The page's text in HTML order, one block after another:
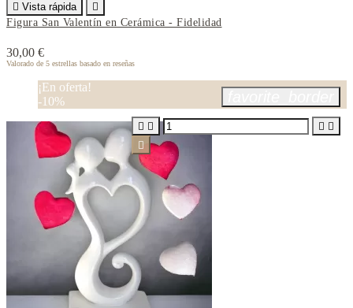
 Vista rápida

Figura San Valentín en Cerámica - Fidelidad
30,00 €
Valorado de 5 estrellas basado en reseñas
¡En oferta!
-10%
   
